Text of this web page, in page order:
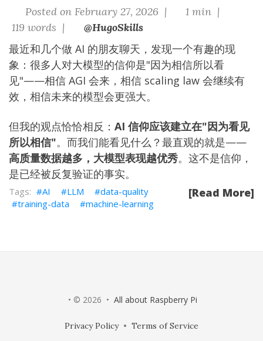
Posted on February 27, 2026 |
1 min |
119 words |
@HugoSkills
最近和几个做 AI 的朋友聊天，发现一个有趣的现
象：很多人对大模型的信仰是"因为相信所以看
见"——相信 AGI 会来，相信 scaling law 会继续有
效，相信未来的模型会更强大。
但我的观点恰恰相反： AI 信仰应该建立在"因为看见
所以相信"。而我们能看见什么？最直观的就是——
高质量数据越多，大模型表现越优秀。这不是信仰，
是已经被反复验证的事实。
[Read More]
AI LLM
data-quality
training-data
machine-learning
• © 2026 • All about Raspberry Pi
Privacy Policy• Terms of Service